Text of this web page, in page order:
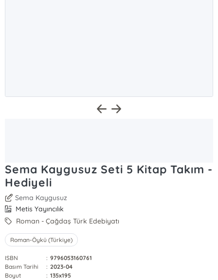
Sema Kaygusuz Seti 5 Kitap Takım -
Hediyeli
Sema Kaygusuz
Metis Yayıncılık
Roman - Çağdaş Türk Edebiyatı
Roman-Öykü (Türkiye)
ISBN : 9796053160761
Basım Tarihi
: 2023-04
Boyut
: 135x195